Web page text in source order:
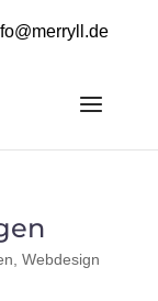
Webdesign